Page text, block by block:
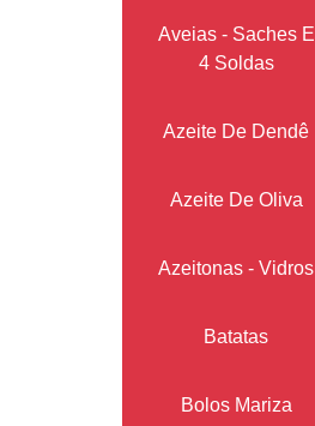
Aveias - Saches E
4 Soldas
Azeite De Dendê
Azeite De Oliva
Azeitonas - Vidros
Batatas
Bolos Mariza